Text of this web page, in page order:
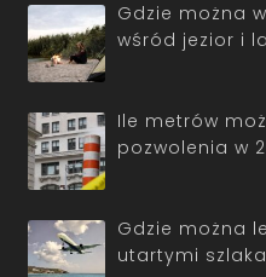
Gdzie można
wśród jezior i
Ile metrów
pozwolenia w
Gdzie można
utartymi